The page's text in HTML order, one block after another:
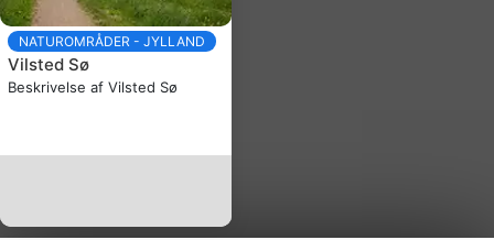
NATUROMRÅDER - JYLLAND
Vilsted Sø
Beskrivelse af Vilsted Sø